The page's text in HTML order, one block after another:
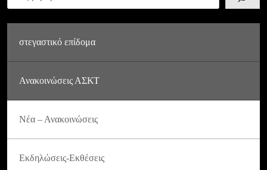
στεγαστικό επίδομα
Ανακοινώσεις ΑΣΚΤ
Νέα – Ανακοινώσεις
Εκδηλώσεις-Εκθέσεις